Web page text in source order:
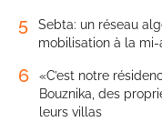
5
Sebta: un réseau
mobilisation à la
6
«C’est notre
Bouznika, des
leurs villas